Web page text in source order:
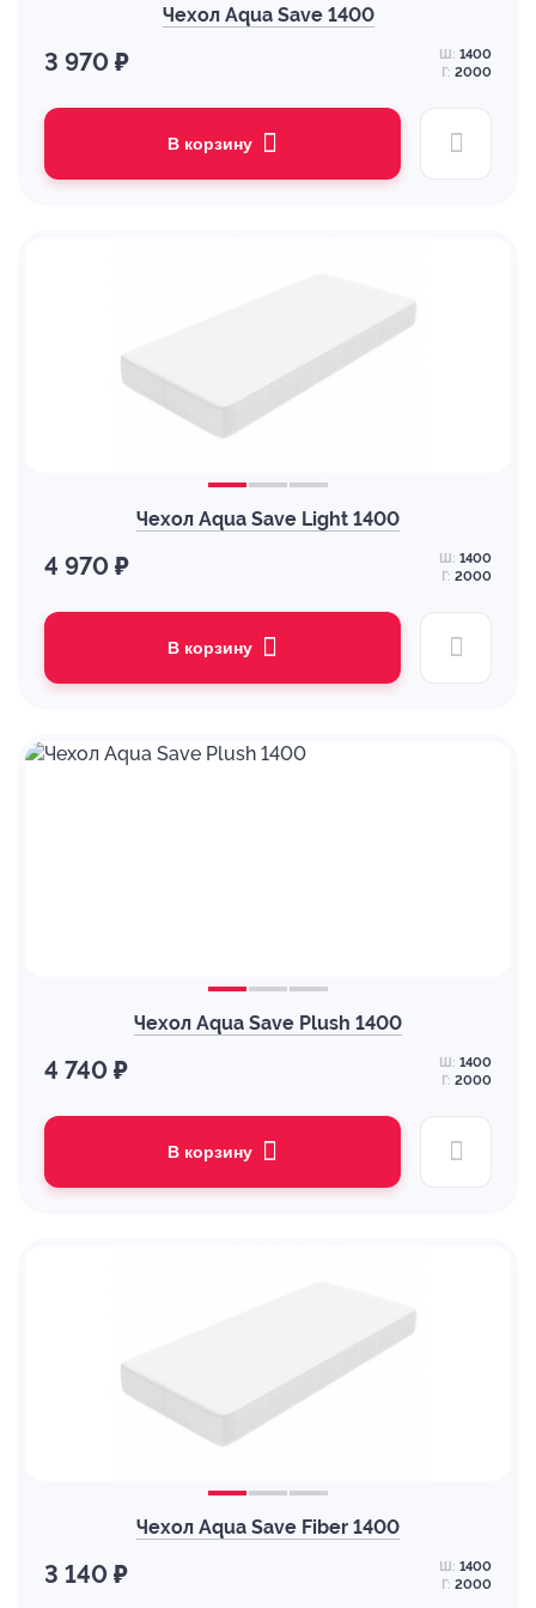
Чехол Aqua Save 1400
3 970 ₽ Ш: 1400
Г: 2000
В корзину
Чехол Aqua Save Light 1400
4 970 ₽ Ш: 1400
Г: 2000
В корзину
Чехол Aqua Save Plush 1400
4 740 ₽ Ш: 1400
Г: 2000
В корзину
Чехол Aqua Save Fiber 1400
3 140 ₽ Ш: 1400
Г: 2000